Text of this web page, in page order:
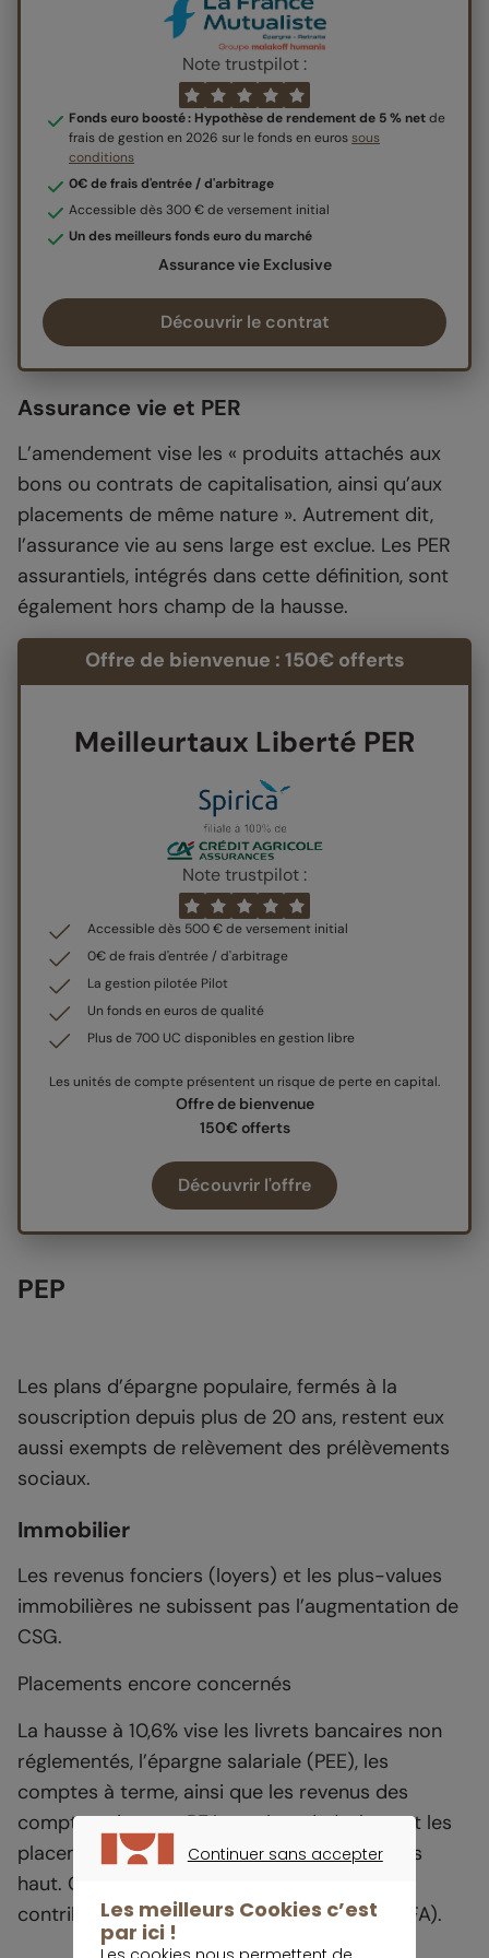
Note trustpilot :
Fonds euro boosté : Hypothèse de rendement de 5 % netde
frais de gestion en 2026 sur le fonds en eurossous
conditions
0€ de frais d'entrée / d'arbitrage
Accessible dès 300 € de versement initial
Un des meilleurs fonds euro du marché
Assurance vie Exclusive
Découvrir le contrat
Assurance vie et PER
L’amendement vise les « produits attachés aux
bons ou contrats de capitalisation, ainsi qu’aux
placements de même nature ». Autrement dit,
l’assurance vie au sens large est exclue. Les PER
assurantiels, intégrés dans cette définition, sont
également hors champ de la hausse.
Offre de bienvenue : 150€ offerts
Meilleurtaux Liberté PER
Note trustpilot :
Accessible dès 500 € de versement initial
0€ de frais d'entrée / d'arbitrage
La gestion pilotée Pilot
Un fonds en euros de qualité
Plus de 700 UC disponibles en gestion libre
Les unités de compte présentent un risque de perte en capital.
Offre de bienvenue
150€ offerts
Découvrir l'offre
PEP
Les plans d’épargne populaire, fermés à la
souscription depuis plus de 20 ans, restent eux
aussi exempts de relèvement des prélèvements
sociaux.
Immobilier
Les revenus fonciers (loyers) et les plus-values
immobilières ne subissent pas l’augmentation de
CSG.
Placements encore concernés
La hausse à 10,6% vise les livrets bancaires non
réglementés, l’épargne salariale (PEE), les
comptes à terme, ainsi que les revenus des
comptes-titres et PEA, et plus généralement les
placements hors des enveloppes listées plus
haut. Cette évolution s’applique via la
contribution financière pour l’autonomie (CFA).
Continuer sans accepter
Les meilleurs Cookies c’est
par ici !